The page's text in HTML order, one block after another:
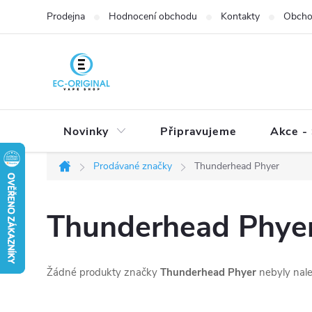
Prodejna Hodnocení obchodu Kontakty
Novinky Připravujeme Akce -
Domů
Prodávané značky Thunderhead Phyer
Thunderhead
Žádné produkty značkyThunderhead Phyer nebyly